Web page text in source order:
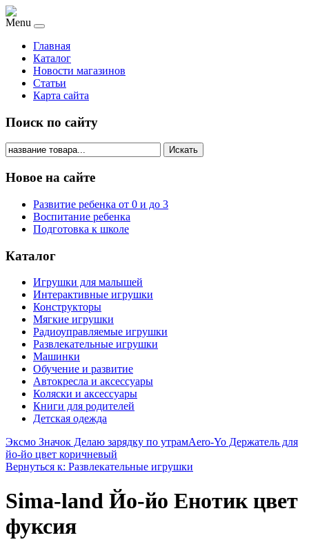
Menu
Главная
Каталог
Новости магазинов
Статьи
Карта сайта
Поиск по сайту
Искать
Новое на сайте
Развитие ребенка от 0 и до 3
Воспитание ребенка
Подготовка к школе
Каталог
Игрушки для малышей
Интерактивные игрушки
Конструкторы
Мягкие игрушки
Радиоуправляемые игрушки
Развлекательные игрушки
Машинки
Обучение и развитие
Автокресла и аксессуары
Коляски и аксессуары
Книги для родителей
Детская одежда
Эксмо Значок Делаю зарядку по утрамAero-Yo Держатель для
йо-йо цвет коричневый
Вернуться к: Развлекательные игрушки
Sima-land Йо-йо Енотик цвет
фуксия